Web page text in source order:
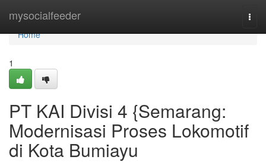
mysocialfeeder
Home
Home
1
PT KAI Divisi 4 {Semarang:
Modernisasi Proses Lokomotif
di Kota Bumiayu